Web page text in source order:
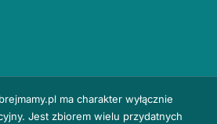
ma charakter wyłącznie
Jest zbiorem wielu przydatnych